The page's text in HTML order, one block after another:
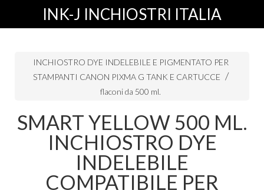
INK-J INCHIOSTRI ITALIA
INCHIOSTRO DYE INDELEBILE E PIGMENTATO PER
STAMPANTI CANON PIXMA G TANK E CARTUCCE
flaconi da 500 ml.
SMART YELLOW 500 ML.
INCHIOSTRO DYE
INDELEBILE
COMPATIBILE PER